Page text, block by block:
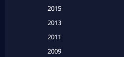
2015
2013
2011
2009